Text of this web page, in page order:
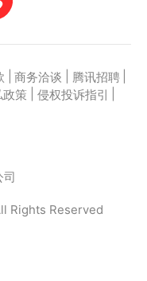
商务洽谈 腾讯招聘
政策 侵权投诉指引
Rights Reserved